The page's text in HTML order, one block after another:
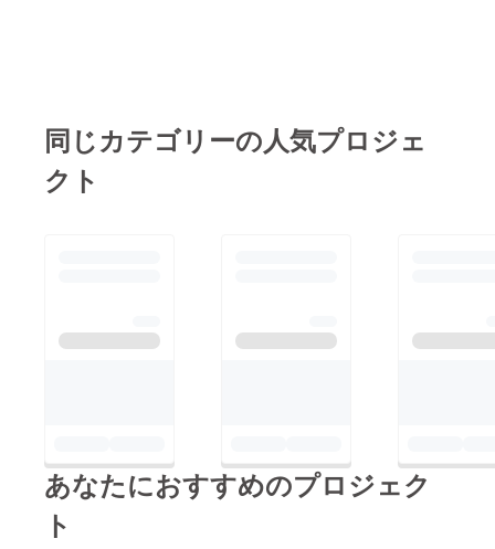
中では支援者の皆さま
への感謝と、ワクワク
しくお願いいたしま
同じカテゴリーの人気プロジェ
クト
あなたにおすすめのプロジェク
ト